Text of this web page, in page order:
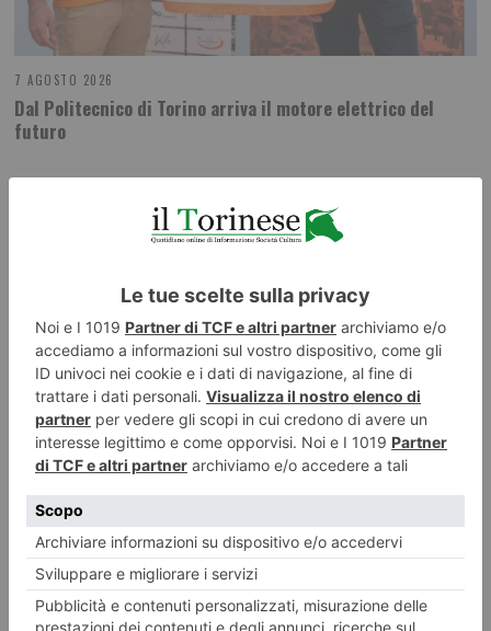
7 AGOSTO 2026
Dal Politecnico di Torino arriva il motore elettrico del
futuro
ILTORINESE POST RECENTI
LASCIA UN COMMENTO